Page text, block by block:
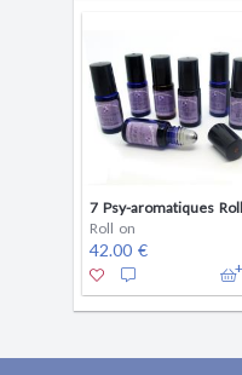
Roll on
42.00 €